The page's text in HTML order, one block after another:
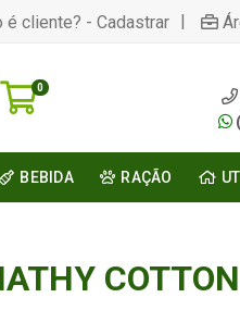
é cliente? - Cadastrar |
0
BEBIDA RAÇÃO
COTTON